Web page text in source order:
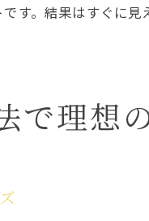
ッショナルが薦める
提案するオーダーメ
ションを維持するため
す。結果はすぐに
で理想